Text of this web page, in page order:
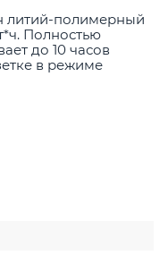
литий-полимерный
Полностью
до 10 часов
в режиме